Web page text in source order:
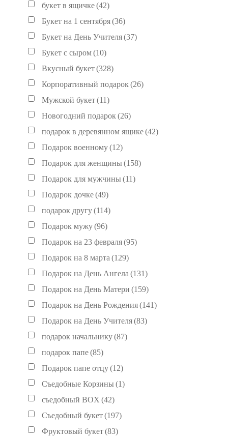
букет в ящичке(42)
Букет на 1 сентября(36)
Букет на День Учителя(37)
Букет с сыром(10)
Вкусный букет(328)
Корпоративный подарок (26)
Мужской букет(11)
Новогодний подарок (26)
подарок в деревянном ящике(42)
Подарок военному(12)
Подарок для женщины (158)
Подарок для мужчины (11)
Подарок дочке(49)
подарок другу(114)
Подарок мужу(96)
Подарок на 23 февраля(95)
Подарок на 8 марта (129)
Подарок на День Ангела (131)
Подарок на День Матери (159)
Подарок на День Рождения(141)
Подарок на День Учителя(83)
подарок начальнику(87)
подарок папе(85)
Подарок папе отцу(12)
Съедобные Корзины (1)
съедобный BOX (42)
Съедобный букет(197)
Фруктовый букет(83)